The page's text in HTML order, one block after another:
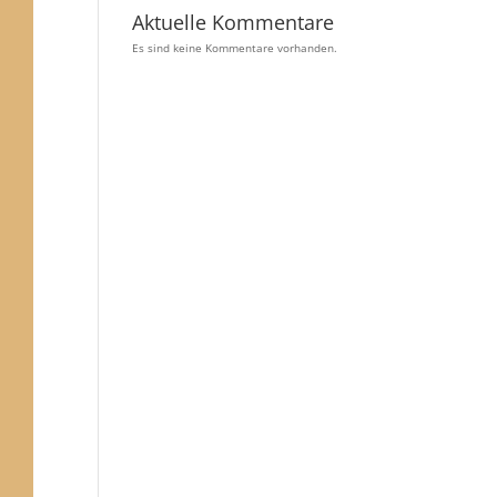
Aktuelle Kommentare
Es sind keine Kommentare vorhanden.